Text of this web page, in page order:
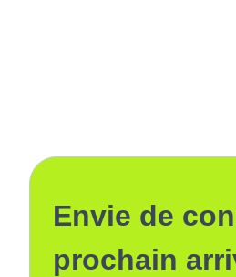
Envie de
prochain